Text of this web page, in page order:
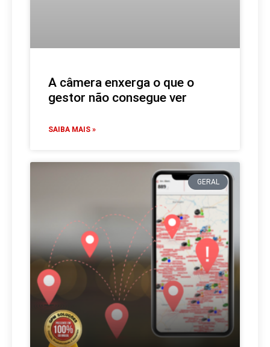
A câmera enxerga o que o
gestor não consegue ver
SAIBA MAIS »
GERAL